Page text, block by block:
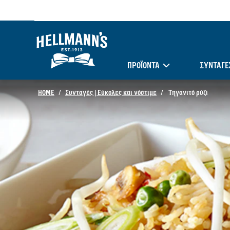
ΠΡΟΪΟΝΤΑ
HOME Συνταγές | Εύκολες και νόστιμε Τηγανιτό ρύζι